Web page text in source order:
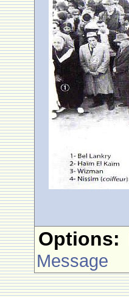
Options:
Message